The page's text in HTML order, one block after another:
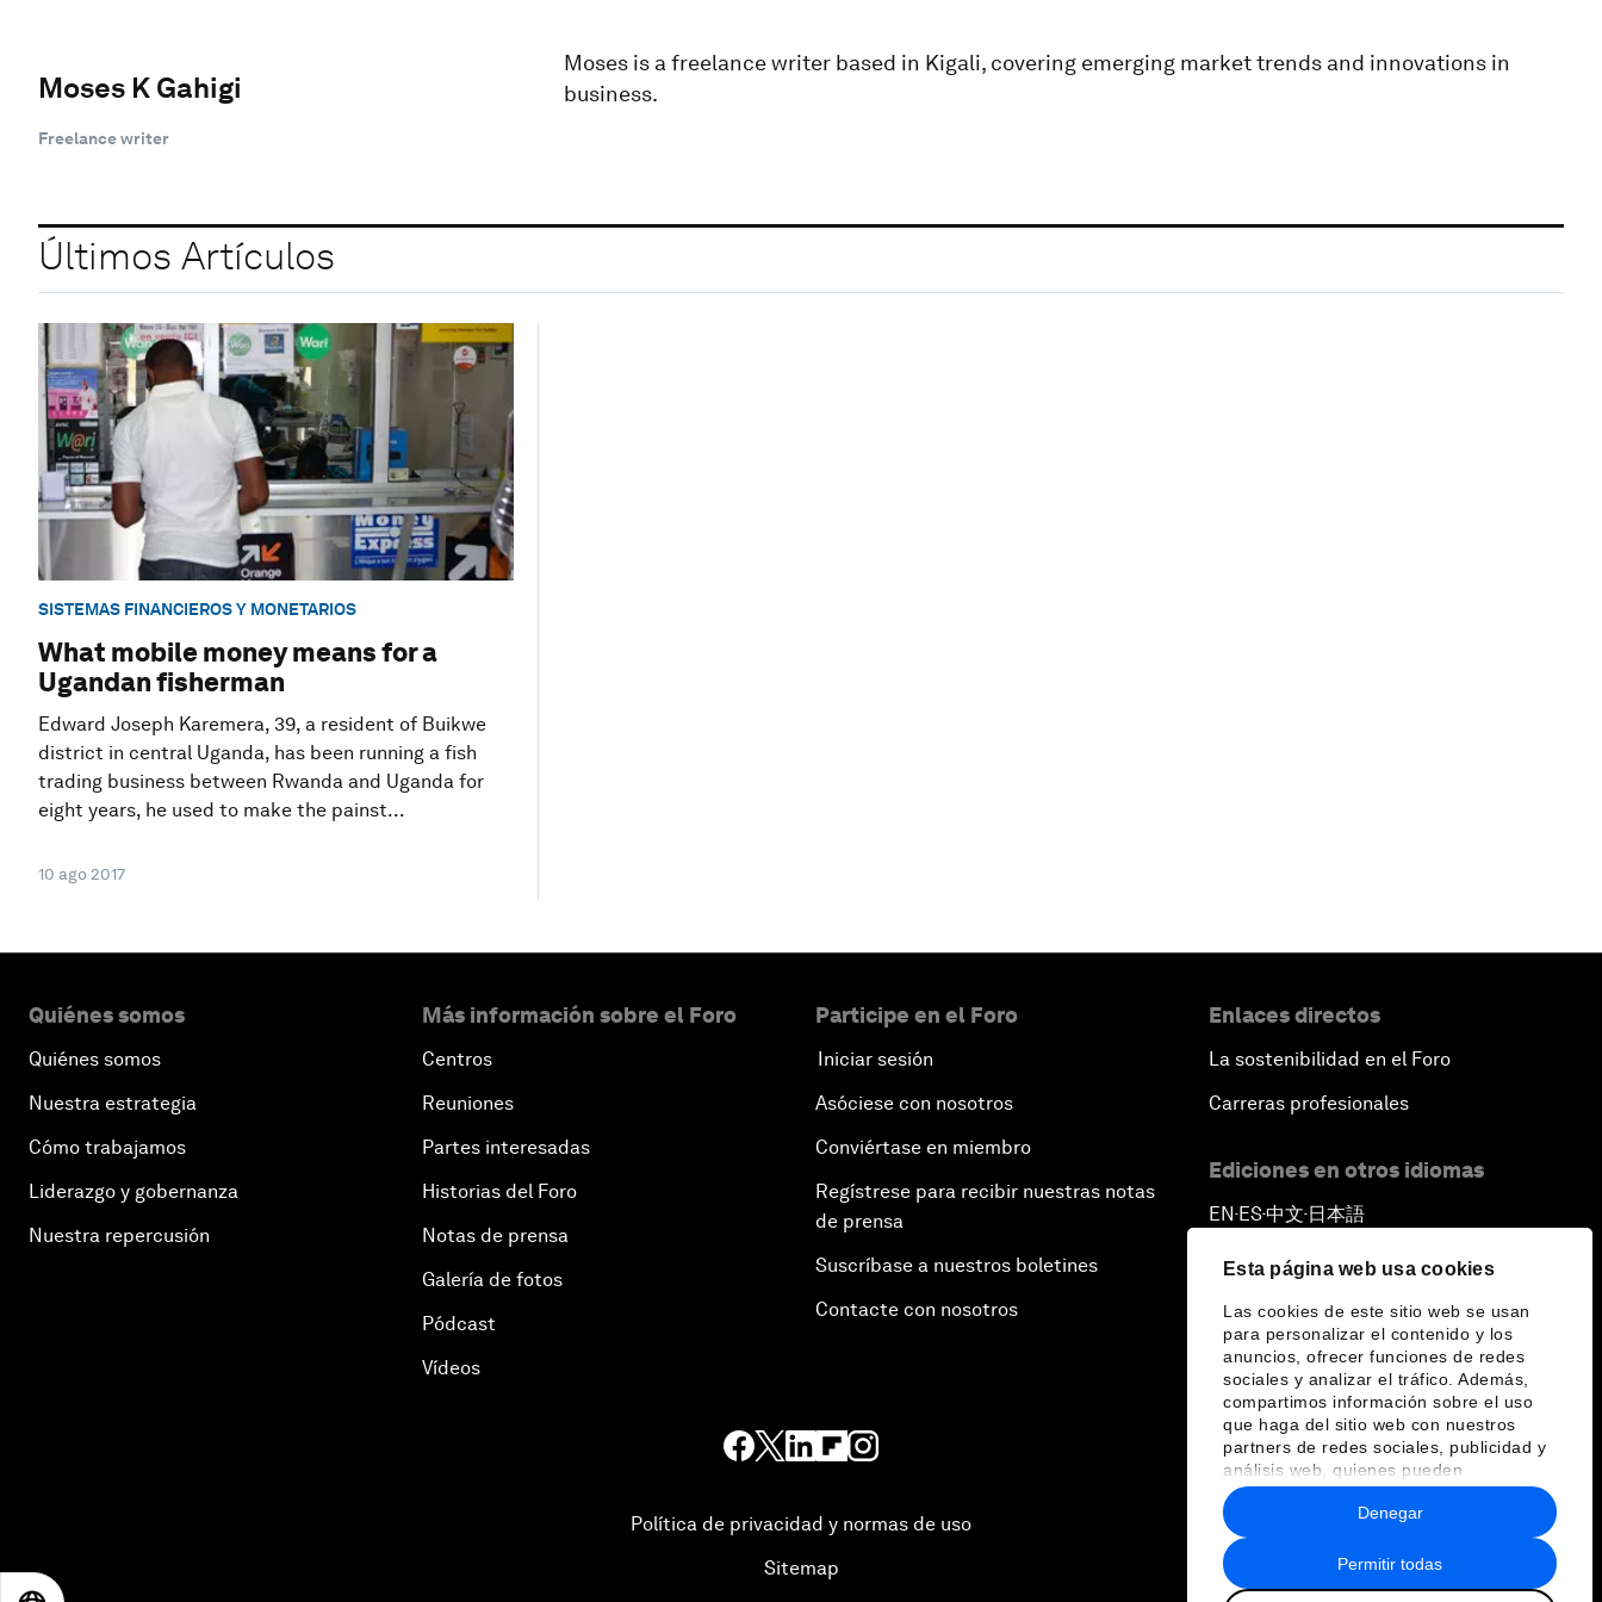
Esta página web usa cookies
Las cookies de este sitio web se usan
para personalizar el contenido y los
anuncios, ofrecer funciones de redes
sociales y analizar el tráfico. Además,
compartimos información sobre el uso
que haga del sitio web con nuestros
partners de redes sociales, publicidad y
análisis web, quienes pueden
combinarla con otra información que les
haya proporcionado o que hayan
recopilado a partir del uso que haya
hecho de sus servicios.
Permitir todas
Denegar
Moses K Gahigi
Freelance writer
Moses is a freelance writer based in Kigali, covering emerging market trends and innovations in
business.
Últimos Artículos
SISTEMAS FINANCIEROS Y MONETARIOS
What mobile money means for a
Ugandan fisherman
Edward Joseph Karemera, 39, a resident of Buikwe
district in central Uganda, has been running a fish
trading business between Rwanda and Uganda for
eight years, he used to make the painst...
10 ago 2017
Quiénes somos
Quiénes somos
Nuestra estrategia
Cómo trabajamos
Liderazgo y gobernanza
Nuestra repercusión
Más información sobre el Foro
Centros
Reuniones
Partes interesadas
Historias del Foro
Notas de prensa
Galería de fotos
Pódcast
Vídeos
Participe en el Foro
Iniciar sesión
Asóciese con nosotros
Conviértase en miembro
Regístrese para recibir nuestras notas
de prensa
Suscríbase a nuestros boletines
Contacte con nosotros
Enlaces directos
La sostenibilidad en el Foro
Carreras profesionales
Ediciones en otros idiomas
EN ▪ ES▪中文▪ 日本語
Política de privacidad y normas de uso
Sitemap